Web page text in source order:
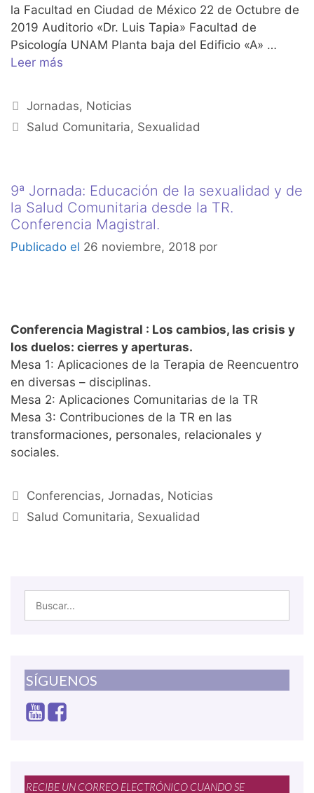
la Facultad en Ciudad de México 22 de Octubre de
2019 Auditorio «Dr. Luis Tapia» Facultad de
Psicología UNAM Planta baja del Edificio «A» …
Leer más
Jornadas, Noticias
Salud Comunitaria, Sexualidad
9ª Jornada: Educación de la sexualidad y de
la Salud Comunitaria desde la TR.
Conferencia Magistral.
26 noviembre, 2018 por
Conferencia Magistral : Los cambios, las crisis y
los duelos: cierres y aperturas.
Mesa 1: Aplicaciones de la Terapia de Reencuentro
en diversas – disciplinas.
Mesa 2: Aplicaciones Comunitarias de la TR
Mesa 3: Contribuciones de la TR en las
transformaciones, personales, relacionales y
sociales.
Conferencias,Jornadas, Noticias
Salud Comunitaria, Sexualidad
SÍGUENOS
RECIBE UN CORREO ELECTRÓNICO CUANDO SE